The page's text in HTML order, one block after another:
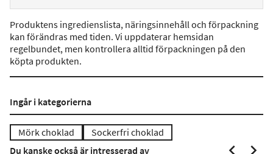
Produktens ingredienslista, näringsinnehåll och förpackning
kan förändras med tiden. Vi uppdaterar hemsidan
regelbundet, men kontrollera alltid förpackningen på den
köpta produkten.
Ingår i kategorierna
Mörk choklad
Sockerfri choklad
Du kanske också är intresserad av